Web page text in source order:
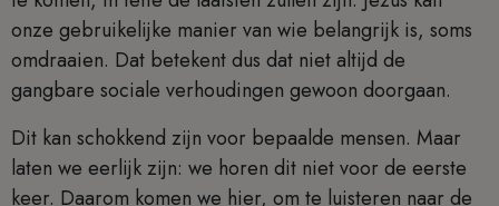
onze gebruikelijke manier van wie belangrijk is, soms
omdraaien. Dat betekent dus dat niet altijd de
gangbare sociale verhoudingen gewoon doorgaan.
Dit kan schokkend zijn voor bepaalde mensen. Maar
laten we eerlijk zijn: we horen dit niet voor de eerste
keer. Daarom komen we hier, om te luisteren naar de